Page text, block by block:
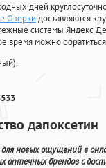
дней
Озерки доставляются
системы Яндекс
время можно обратиться
дапоксетин
новых ощущений в
брендов с